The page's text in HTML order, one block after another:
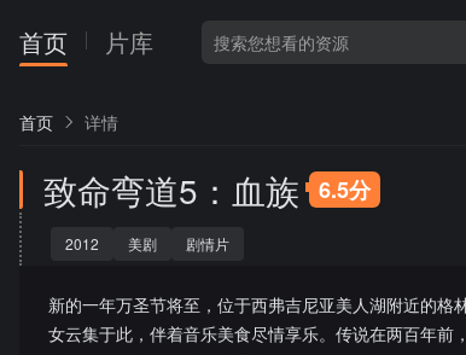
首页 片库
首页 详情
致命弯道5：血族 6.5分
2012 美剧 剧情片
新的一年万圣节将至，位于西弗吉尼亚美人湖附近的
女云集于此，伴着音乐美食尽情享乐。传说在两百年